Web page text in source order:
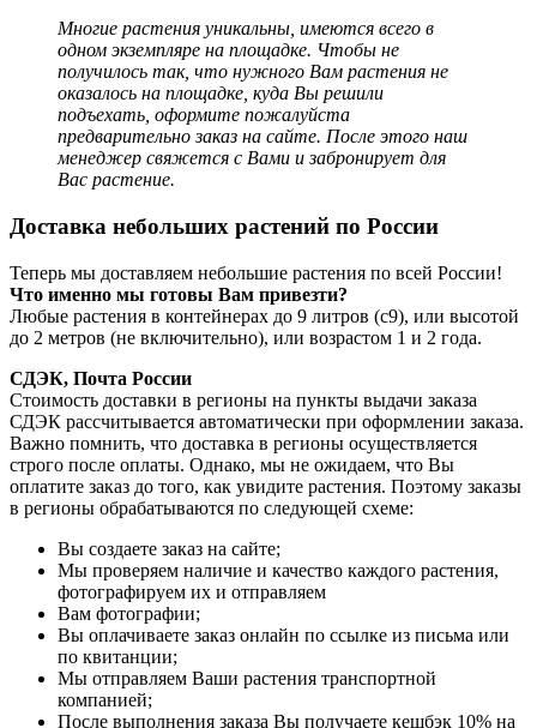
Многие растения уникальны, имеются всего в
одном экземпляре на площадке. Чтобы не
получилось так, что нужного Вам растения не
оказалось на площадке, куда Вы решили
подъехать, оформите пожалуйста
предварительно заказ на сайте. После этого наш
менеджер свяжется с Вами и забронирует для
Вас растение.
Доставка небольших растений по России
Теперь мы доставляем небольшие растения по всей России!
Что именно мы готовы Вам привезти?
Любые растения в контейнерах до 9 литров (с9), или высотой
до 2 метров (не включительно), или возрастом 1 и 2 года.
СДЭК, Почта России
Стоимость доставки в регионы на пункты выдачи заказа
СДЭК рассчитывается автоматически при оформлении заказа.
Важно помнить, что доставка в регионы осуществляется
строго после оплаты. Однако, мы не ожидаем, что Вы
оплатите заказ до того, как увидите растения. Поэтому заказы
в регионы обрабатываются по следующей схеме:
Вы создаете заказ на сайте;
Мы проверяем наличие и качество каждого растения,
фотографируем их и отправляем
Вам фотографии;
Вы оплачиваете заказ онлайн по ссылке из письма или
по квитанции;
Мы отправляем Ваши растения транспортной
компанией;
После выполнения заказа Вы получаете кешбэк 10% на